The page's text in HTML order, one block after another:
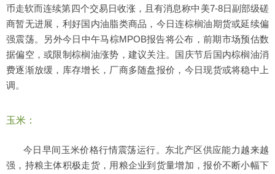
币走软而连续第四个交易日收涨，且有消息称中美7-8日副部级磋
商暂无进展，利好国内油脂类商品，今日连棕榈油期货或延续偏
强震荡。另外今日中午马棕MPOB报告将公布，前期市场预估数
据偏空，或限制棕榈油涨势，建议关注。国庆节后国内棕榈油消
费逐渐放缓，库存增长，厂商多随盘报价，今日现货或将稳中上
调。
玉米：
今日早间玉米价格行情震荡运行。东北产区供应能力越来越
强，持粮主体积极走货，用粮企业到货量增加，报价不断小幅下